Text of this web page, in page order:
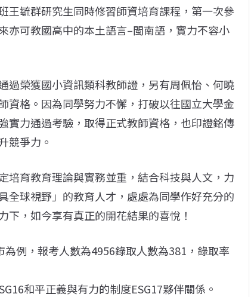
王毓群研究生同時修習師資培育課程，第一次參
亦可教國高中的本土語言–閩南語，實力不容小
過榮獲國小資訊類科教師證，另有周佩怡、何曉
資格。因為同學努力不懈，打破以往國立大學金
實力通過考驗，取得正式教師資格，也印證銘傳
競爭力。
培育教育理論與實務並重，結合科技與人文，力
全球視野」的教育人才，處處為同學作好充分的
，如今享有真正的開花結果的喜悅！
例，報考人數為4956錄取人數為381，錄取率
和平正義與有力的制度ESG17夥伴關係。